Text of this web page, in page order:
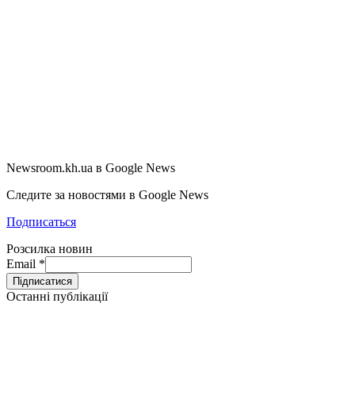
Newsroom.kh.ua в Google News
Следите за новостями в Google News
Подписаться
Розсилка новин
Email *
Останні публікації